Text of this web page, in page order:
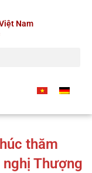
Nam
thăm
Thượng